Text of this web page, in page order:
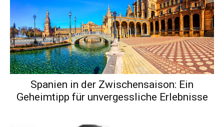
Spanien in der Zwischensaison: Ein
Geheimtipp für unvergessliche Erlebnisse